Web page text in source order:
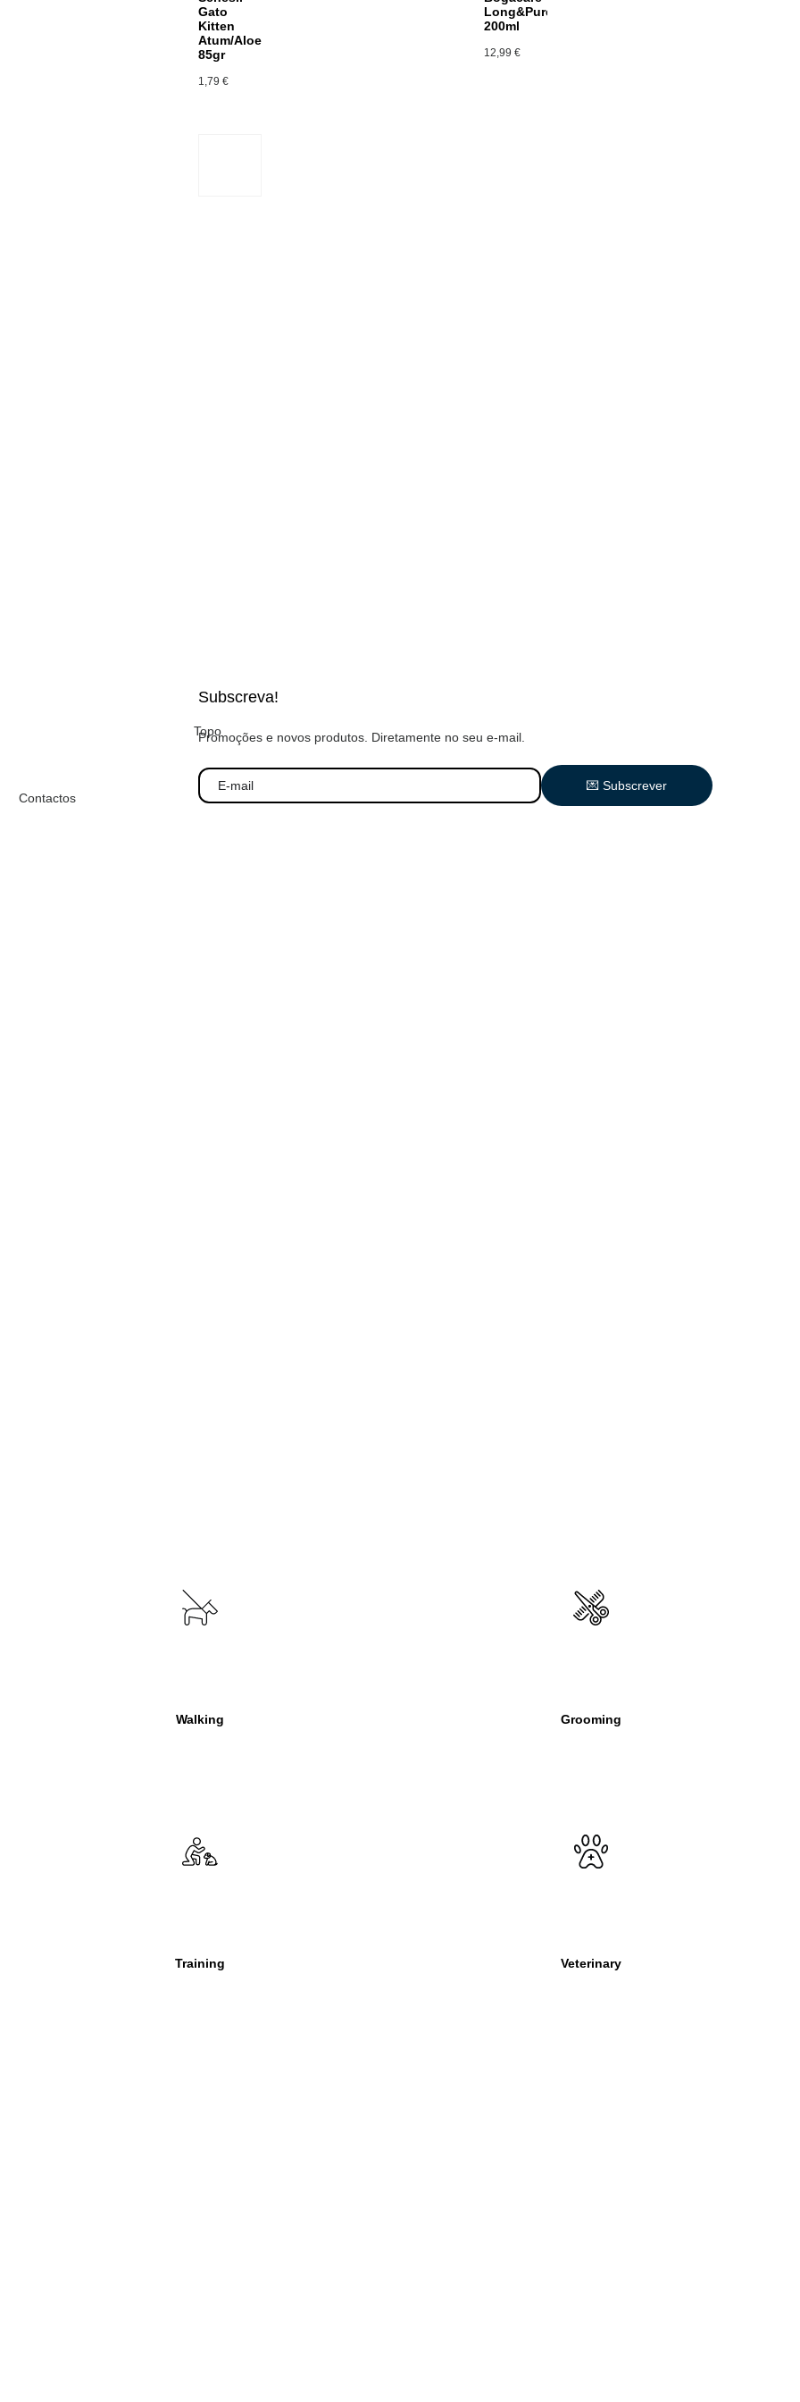
Gato
Kitten
Atum/Aloe
85gr
1,79 €
Long&Pure
200ml
12,99 €
Topo
Contactos
Subscreva!
Promoções e novos produtos. Diretamente no seu e-mail.
💌 Subscrever
Walking Grooming
Training Veterinary